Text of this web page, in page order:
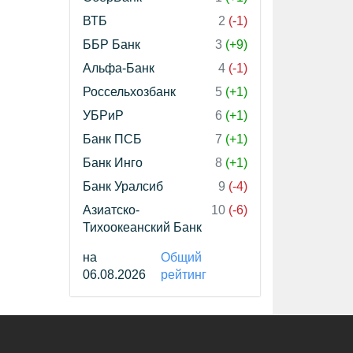
ВТБ
2 (-1)
ББР Банк
3 (+9)
Альфа-Банк
4 (-1)
Россельхозбанк
5 (+1)
УБРиР
6 (+1)
Банк ПСБ
7 (+1)
Банк Инго
8 (+1)
Банк Уралсиб
9 (-4)
Азиатско-
Тихоокеанский Банк
10 (-6)
на
06.08.2026
Общий
рейтинг